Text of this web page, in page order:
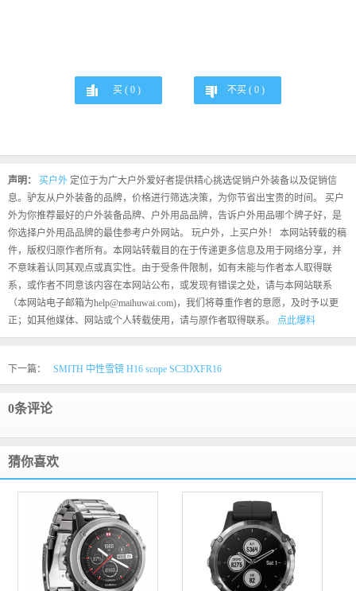
买 ( 0) 不买 ( 0)
声明： 买户外 定位于为广大户外爱好者提供精心挑选促销户外装备以及促销信
息。驴友从户外装备的品牌，价格进行筛选决策，为你节省出宝贵的时间。 买户
外为你推荐最好的户外装备品牌、户外用品品牌，告诉户外用品哪个牌子好，是
你选择户外用品品牌的最佳参考户外网站。 玩户外，上买户外！ 本网站转载的稿
件，版权归原作者所有。本网站转载目的在于传递更多信息及用于网络分享，并
不意味着认同其观点或真实性。由于受条件限制，如有未能与作者本人取得联
系，或作者不同意该内容在本网站公布，或发现有错误之处，请与本网站联系
（本网站电子邮箱为help@maihuwai.com)，我们将尊重作者的意愿，及时予以更
正；如其他媒体、网站或个人转载使用，请与原作者取得联系。 点此爆料
下一篇： SMITH 中性雪镜 H16 scope SC3DXFR16
0条评论
猜你喜欢